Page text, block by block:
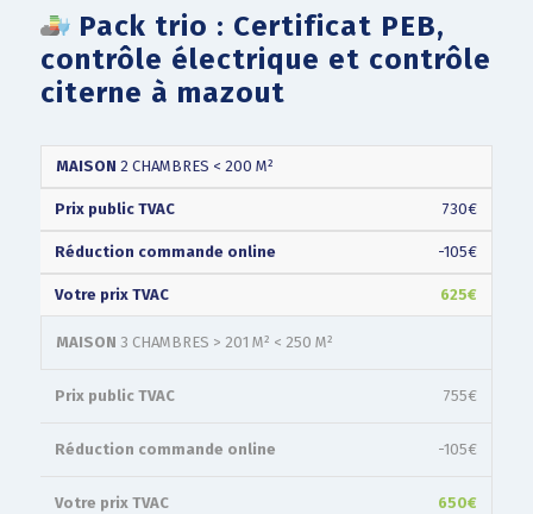
Pack trio : Certificat PEB,
contrôle électrique et contrôle
citerne à mazout
PUBLIC
COMMANDE
PRIX
MAISON 2 CHAMBRES < 200 M²
730€
-105€
625€
MAISON 3 CHAMBRES > 201 M² < 250 M²
755€
-105€
650€